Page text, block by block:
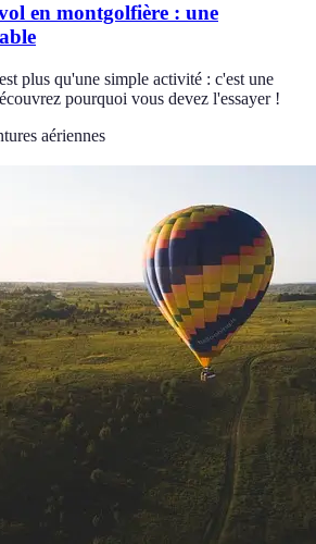
en montgolfière : une
plus qu'une simple activité : c'est une
pourquoi vous devez l'essayer !
aériennes